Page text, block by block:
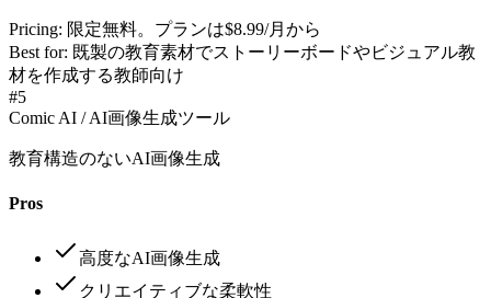
Pricing: 限定無料。プランは$8.99/月から
Best for: 既製の教育素材でストーリーボードやビジュアル教
材を作成する教師向け
#5
Comic AI / AI画像生成ツール
教育構造のないAI画像生成
Pros
高度なAI画像生成
クリエイティブな柔軟性